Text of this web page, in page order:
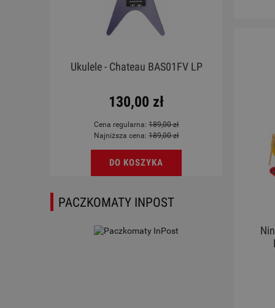
Ukulele - Chateau BAS01FV LP
130,00 zł
Cena regularna: 189,00 zł
Najniższa cena: 189,00 zł
DO KOSZYKA
PACZKOMATY INPOST